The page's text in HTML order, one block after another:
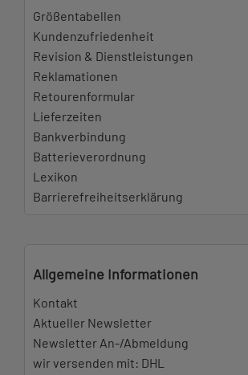
Größentabellen
Kundenzufriedenheit
Revision & Dienstleistungen
Reklamationen
Retourenformular
Lieferzeiten
Bankverbindung
Batterieverordnung
Lexikon
Barrierefreiheitserklärung
Allgemeine Informationen
Kontakt
Aktueller Newsletter
Newsletter An-/Abmeldung
wir versenden mit: DHL